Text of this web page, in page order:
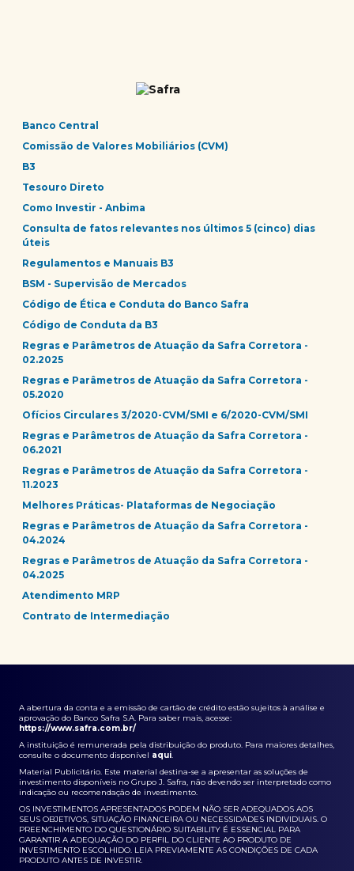
Banco Central
Comissão de Valores Mobiliários (CVM)
B3
Tesouro Direto
Como Investir - Anbima
Consulta de fatos relevantes nos últimos 5 (cinco) dias
úteis
Regulamentos e Manuais B3
BSM - Supervisão de Mercados
Código de Ética e Conduta do Banco Safra
Código de Conduta da B3
Regras e Parâmetros de Atuação da Safra Corretora -
02.2025
Regras e Parâmetros de Atuação da Safra Corretora -
05.2020
Ofícios Circulares 3/2020-CVM/SMI e 6/2020-CVM/SMI
Regras e Parâmetros de Atuação da Safra Corretora -
06.2021
Regras e Parâmetros de Atuação da Safra Corretora -
11.2023
Melhores Práticas- Plataformas de Negociação
Regras e Parâmetros de Atuação da Safra Corretora -
04.2024
Regras e Parâmetros de Atuação da Safra Corretora -
04.2025
Atendimento MRP
Contrato de Intermediação
A abertura da conta e a emissão de cartão de crédito estão sujeitos à análise e
aprovação do Banco Safra S.A. Para saber mais, acesse:
https://www.safra.com.br/
A instituição é remunerada pela distribuição do produto. Para maiores detalhes,
consulte o documento disponível aqui.
Material Publicitário. Este material destina-se a apresentar as soluções de
investimento disponíveis no Grupo J. Safra, não devendo ser interpretado como
indicação ou recomendação de investimento.
OS INVESTIMENTOS APRESENTADOS PODEM NÃO SER ADEQUADOS AOS
SEUS OBJETIVOS, SITUAÇÃO FINANCEIRA OU NECESSIDADES INDIVIDUAIS. O
PREENCHIMENTO DO QUESTIONÁRIO SUITABILITY É ESSENCIAL PARA
GARANTIR A ADEQUAÇÃO DO PERFIL DO CLIENTE AO PRODUTO DE
INVESTIMENTO ESCOLHIDO. LEIA PREVIAMENTE AS CONDIÇÕES DE CADA
PRODUTO ANTES DE INVESTIR.